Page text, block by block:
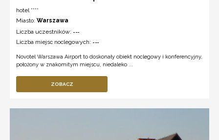
hotel ****
Miasto: Warszawa
Liczba uczestników: ---
Liczba miejsc noclegowych: ---
Novotel Warszawa Airport to doskonały obiekt noclegowy i konferencyjny,
położony w znakomitym miejscu, niedaleko ...
ZOBACZ